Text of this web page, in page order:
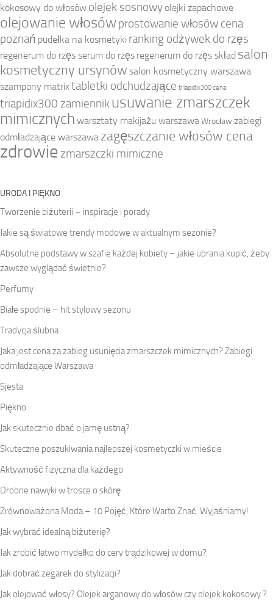
kokosowy do włosów olejek sosnowy olejki zapachowe
olejowanie włosówprostowanie włosów cena
poznań pudełka na kosmetyki ranking odżywek do rzęs
regenerum do rzęs serum do rzęs regenerum do rzęs skład salon
kosmetyczny ursynów salon kosmetyczny warszawa
szampony matrixtabletki odchudzające triapidix300 cena
triapidix300 zamiennikusuwanie zmarszczek
mimicznych warsztaty makijażu warszawaWrocław zabiegi
odmładzające warszawa zagęszczanie włosów cena
zdrowiezmarszczki mimiczne
URODA I PIĘKNO
Tworzenie biżuterii – inspiracje i porady
Jakie są światowe trendy modowe w aktualnym sezonie?
Absolutne podstawy w szafie każdej kobiety – jakie ubrania kupić, żeby
zawsze wyglądać świetnie?
Perfumy
Białe spodnie – hit stylowy sezonu
Tradycja ślubna
Jaka jest cena za zabieg usunięcia zmarszczek mimicznych? Zabiegi
odmładzające Warszawa
Sjesta
Piękno
Jak skutecznie dbać o jamę ustną?
Skuteczne poszukiwania najlepszej kosmetyczki w mieście
Aktywność fizyczna dla każdego
Drobne nawyki w trosce o skórę
Zrównoważona Moda – 10 Pojęć, Które Warto Znać. Wyjaśniamy!
Jak wybrać idealną biżuterię?
Jak zrobić łatwo mydełko do cery trądzikowej w domu?
Jak dobrać zegarek do stylizacji?
Jak olejować włosy? Olejek arganowy do włosów czy olejek kokosowy ?